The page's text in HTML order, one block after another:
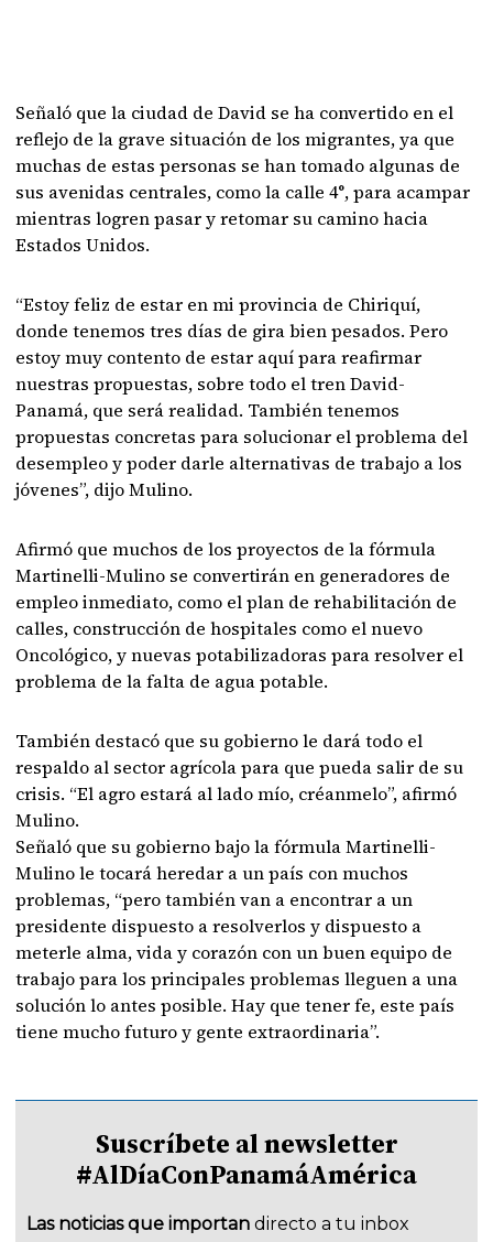
Señaló que la ciudad de David se ha convertido en el
reflejo de la grave situación de los migrantes, ya que
muchas de estas personas se han tomado algunas de
sus avenidas centrales, como la calle 4°, para acampar
mientras logren pasar y retomar su camino hacia
Estados Unidos.
“Estoy feliz de estar en mi provincia de Chiriquí,
donde tenemos tres días de gira bien pesados. Pero
estoy muy contento de estar aquí para reafirmar
nuestras propuestas, sobre todo el tren David-
Panamá, que será realidad. También tenemos
propuestas concretas para solucionar el problema del
desempleo y poder darle alternativas de trabajo a los
jóvenes”, dijo Mulino.
Afirmó que muchos de los proyectos de la fórmula
Martinelli-Mulino se convertirán en generadores de
empleo inmediato, como el plan de rehabilitación de
calles, construcción de hospitales como el nuevo
Oncológico, y nuevas potabilizadoras para resolver el
problema de la falta de agua potable.
También destacó que su gobierno le dará todo el
respaldo al sector agrícola para que pueda salir de su
crisis. “El agro estará al lado mío, créanmelo”, afirmó
Mulino.
Señaló que su gobierno bajo la fórmula Martinelli-
Mulino le tocará heredar a un país con muchos
problemas, “pero también van a encontrar a un
presidente dispuesto a resolverlos y dispuesto a
meterle alma, vida y corazón con un buen equipo de
trabajo para los principales problemas lleguen a una
solución lo antes posible. Hay que tener fe, este país
tiene mucho futuro y gente extraordinaria”.
Suscríbete al newsletter
#AlDíaConPanamáAmérica
Las noticias que importan directo a tu inbox